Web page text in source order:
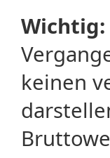
Wichtig:
keinen